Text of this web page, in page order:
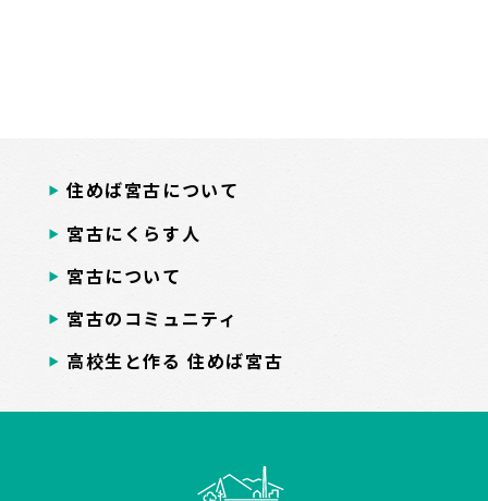
住めば宮古について
宮古にくらす人
宮古について
宮古のコミュニティ
高校生と作る 住めば宮古